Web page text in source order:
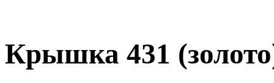
Крышка 431